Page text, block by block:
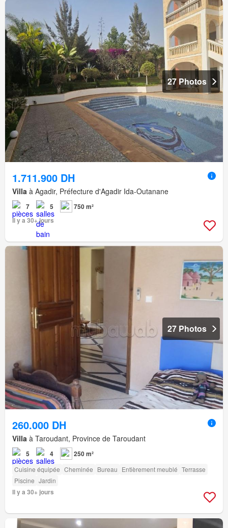
27 Photos
1.711.900 DH
Villa à Agadir, Préfecture d'Agadir Ida-Outanane
7 5
750 m²
Il y a 30+ jours
27 Photos
260.000 DH
Villa à Taroudant, Province de Taroudant
5 4 250 m²
Cuisine équipée Cheminée Bureau Entièrement meublé Terrasse
Piscine Jardin
Il y a 30+ jours